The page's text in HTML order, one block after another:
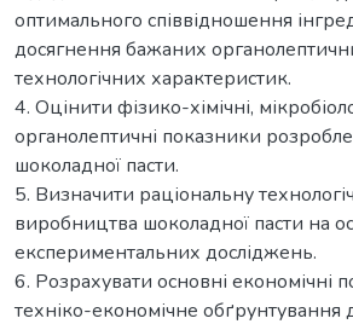
оптимального співвідношення
досягнення бажаних
технологічних характеристик.
4. Оцінити фізико-хімічні,
органолептичні показники
шоколадної пасти.
5. Визначити раціональну
виробництва шоколадної пасти на
експериментальних досліджень.
6. Розрахувати основні економічні
техніко-економічне обґрунтування